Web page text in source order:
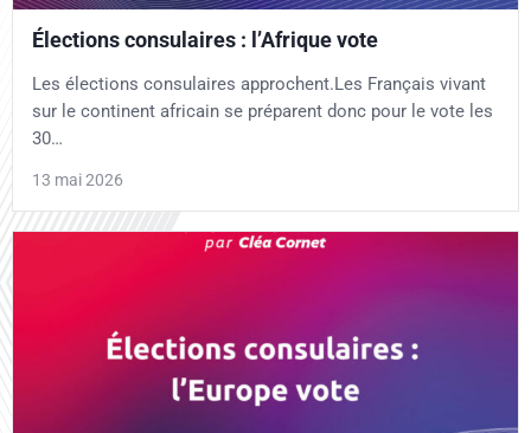
Élections consulaires : l’Afrique vote
Les élections consulaires approchent.Les Français vivant
sur le continent africain se préparent donc pour le vote les
30…
13 mai 2026